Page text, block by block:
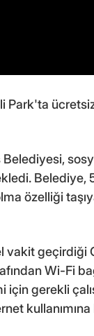
Park'ta
Belediyesi,
Belediye,
özelliği
vakit geçirdiği
Wi-Fi
için gerekli
kullanımına